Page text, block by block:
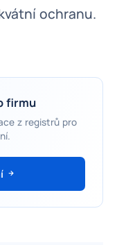
ochranu.
firmu
z registrů pro